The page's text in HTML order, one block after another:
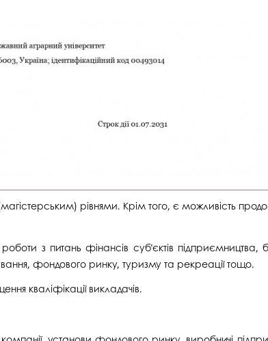
рівнями. Крім того, є можливість
з питань фінансів суб’єктів
фондового ринку, туризму та рекреації тощо.
кваліфікації викладачів.